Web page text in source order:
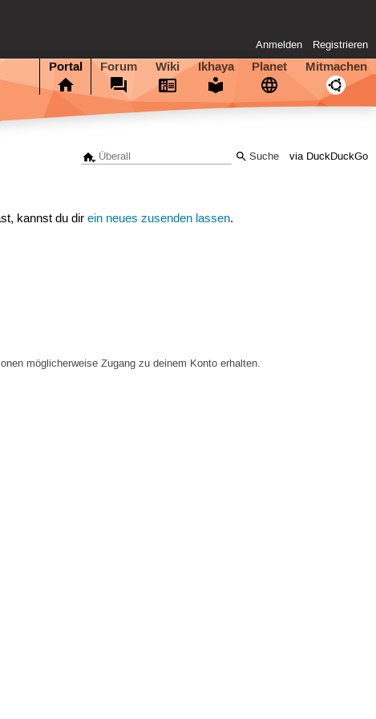
Anmelden Registrieren
Portal Forum Wiki Ikhaya Planet Mitmachen
via DuckDuckGo
kannst du direin neues zusenden lassen.
möglicherweise Zugang zu deinem Konto erhalten.